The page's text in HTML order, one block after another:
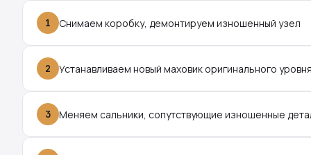
1 Снимаем коробку, демонтируем изношенный узел
2 Устанавливаем новый маховик оригинального
3 Меняем сальники, сопутствующие изношенные